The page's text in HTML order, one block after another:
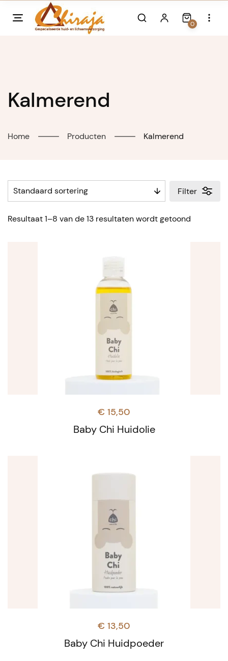
0
Kalmerend
Home Producten Kalmerend
Filter
Resultaat 1–8 van de 13 resultaten wordt getoond
Baby Chi Huidolie
€ 15,50
Baby Chi Huidpoeder
€ 13,50